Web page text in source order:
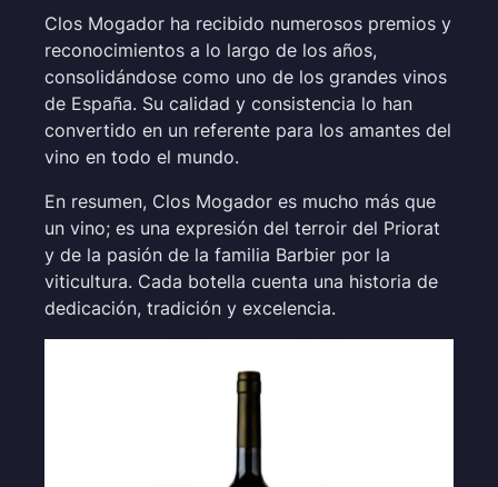
Clos Mogador ha recibido numerosos premios y
reconocimientos a lo largo de los años,
consolidándose como uno de los grandes vinos
de España. Su calidad y consistencia lo han
convertido en un referente para los amantes del
vino en todo el mundo.
En resumen, Clos Mogador es mucho más que
un vino; es una expresión del terroir del Priorat
y de la pasión de la familia Barbier por la
viticultura. Cada botella cuenta una historia de
dedicación, tradición y excelencia.